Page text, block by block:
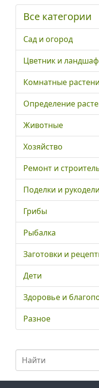
Все категории
Сад и огород
Цветник и
Комнатные
Определение
Животные
Хозяйство
Ремонт и
Поделки и
Грибы
Рыбалка
Заготовки и
Дети
Здоровье и
Разное